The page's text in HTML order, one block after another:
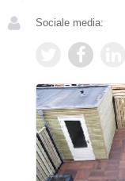
Sociale media: